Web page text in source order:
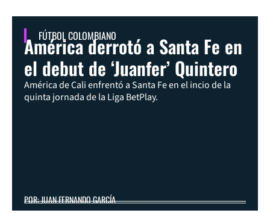
FÚTBOL COLOMBIANO
América derrotó a Santa Fe en
el debut de ‘Juanfer’ Quintero
América de Cali enfrentó a Santa Fe en el incio de la
quinta jornada de la Liga BetPlay.
POR: JUAN FERNANDO GARCÍA